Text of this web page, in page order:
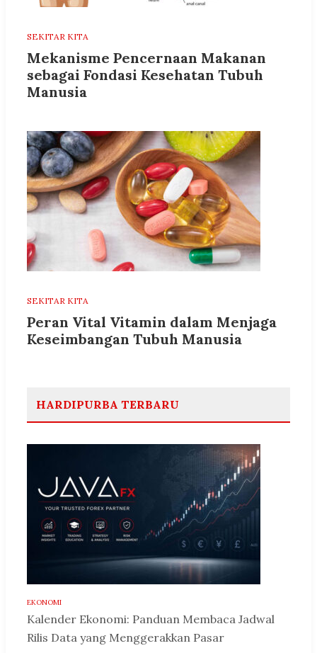
SEKITAR KITA
Mekanisme Pencernaan Makanan
sebagai Fondasi Kesehatan Tubuh
Manusia
SEKITAR KITA
Peran Vital Vitamin dalam Menjaga
Keseimbangan Tubuh Manusia
HARDIPURBA TERBARU
EKONOMI
Kalender Ekonomi: Panduan Membaca Jadwal
Rilis Data yang Menggerakkan Pasar